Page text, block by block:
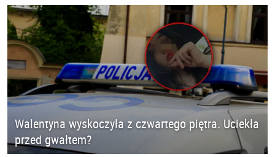
Walentyna wyskoczyła z czwartego piętra. Uciekła
przed gwałtem?